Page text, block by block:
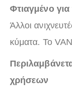
Φτιαγμένο
Άλλοι
κύματα. Το
χρήσεων